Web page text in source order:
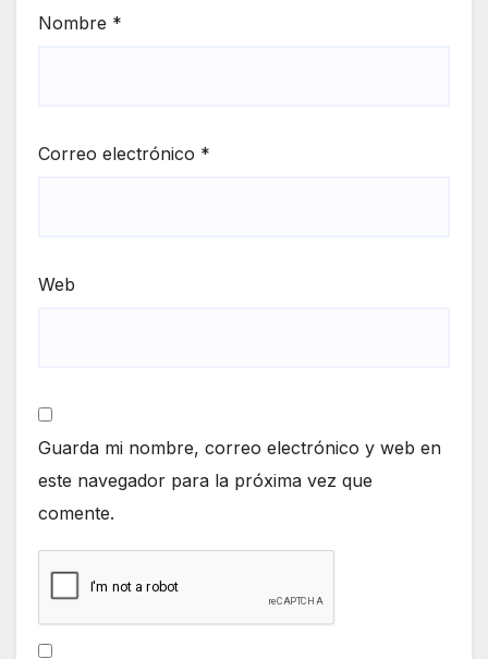
Nombre *
Correo electrónico *
Web
Guarda mi nombre, correo electrónico y web en
este navegador para la próxima vez que
comente.